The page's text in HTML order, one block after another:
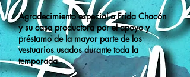
Agradecimiento especial a Frida Chacón
y su casa productora por el apoyo y
préstamo de la mayor parte de los
vestuarios usados durante toda la
temporada.